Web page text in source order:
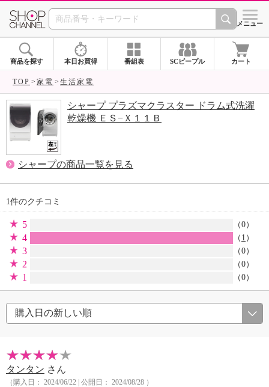
SHOP CHANNEL シメニュー
商品を探す 本日お買得 番組表 SCピープル カート
TOP 家電 生活家電
シャープ プラズマクラスター ドラム式洗濯
乾燥機 ＥＳ−Ｘ１１Ｂ
シャープの商品一覧を見る
1件のクチコミ
5 （0）
4 （ 1 ）
3 （0）
2 （0）
1 （0）
タンタン さん
（購入日： 2024/06/22 | 公開日： 2024/08/28 ）